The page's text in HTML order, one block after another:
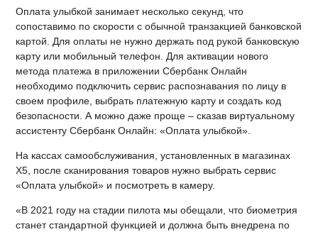
Оплата улыбкой занимает несколько секунд, что
сопоставимо по скорости с обычной транзакцией банковской
картой. Для оплаты не нужно держать под рукой банковскую
карту или мобильный телефон. Для активации нового
метода платежа в приложении Сбербанк Онлайн
необходимо подключить сервис распознавания по лицу в
своем профиле, выбрать платежную карту и создать код
безопасности. А можно даже проще – сказав виртуальному
ассистенту Сбербанк Онлайн: «Оплата улыбкой».
На кассах самообслуживания, установленных в магазинах
Х5, после сканирования товаров нужно выбрать сервис
«Оплата улыбкой» и посмотреть в камеру.
«В 2021 году на стадии пилота мы обещали, что биометрия
станет стандартной функцией и должна быть внедрена по